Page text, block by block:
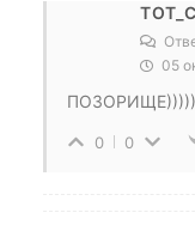
05
0 0